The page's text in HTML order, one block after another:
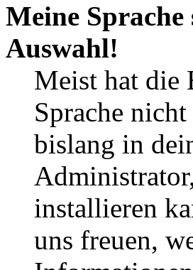
Meine
Auswahl!
Meist hat die
Sprache
bislang in
installieren
uns freuen,